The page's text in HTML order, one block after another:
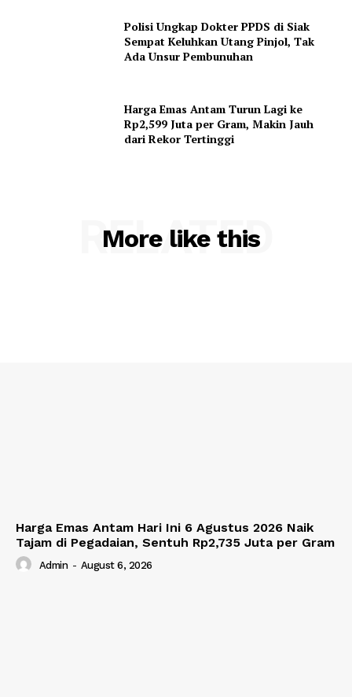
Polisi Ungkap Dokter PPDS di Siak
Sempat Keluhkan Utang Pinjol, Tak
Ada Unsur Pembunuhan
Harga Emas Antam Turun Lagi ke
Rp2,599 Juta per Gram, Makin Jauh
dari Rekor Tertinggi
More like this
RELATED
Harga Emas Antam Hari Ini 6 Agustus 2026 Naik
Tajam di Pegadaian, Sentuh Rp2,735 Juta per Gram
Admin - August 6, 2026